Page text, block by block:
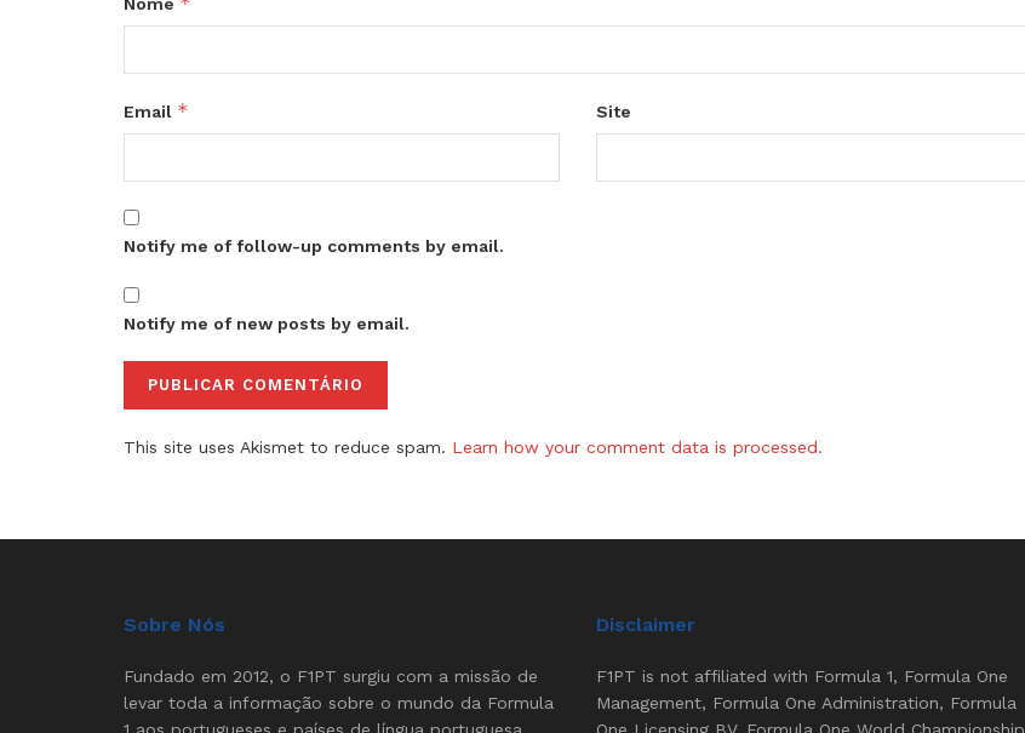
Email * Site
Notify me of follow-up comments by email.
Notify me of new posts by email.
This site uses Akismet to reduce spam. Learn how your comment data is processed.
Sobre Nós
Fundado em 2012, o F1PT surgiu com a missão de
levar toda a informação sobre o mundo da Formula
1 aos portugueses e países de língua portuguesa.
Disclaimer
F1PT is not affiliated with Formula 1, Formula One
Management, Formula One Administration, Formula
One Licensing BV, Formula One World Championship